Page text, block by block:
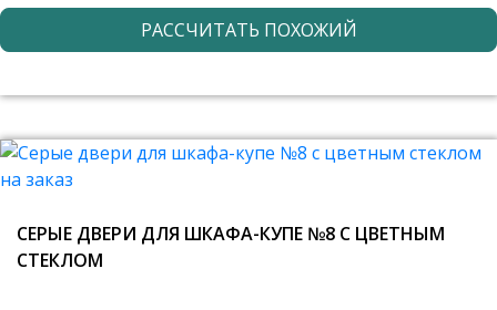
РАССЧИТАТЬ ПОХОЖИЙ
СЕРЫЕ ДВЕРИ ДЛЯ ШКАФА-КУПЕ №8 С ЦВЕТНЫМ
СТЕКЛОМ